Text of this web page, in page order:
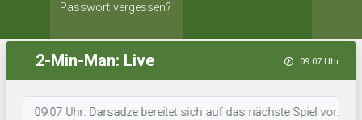
Passwort vergessen?
2-Min-Man: Live 09:07 Uhr
09:07 Uhr: Darsadze bereitet sich auf das nächste Spiel vor. •